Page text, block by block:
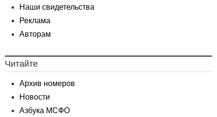
Наши свидетельства
Реклама
Авторам
Читайте
Архив номеров
Новости
Азбука МСФО